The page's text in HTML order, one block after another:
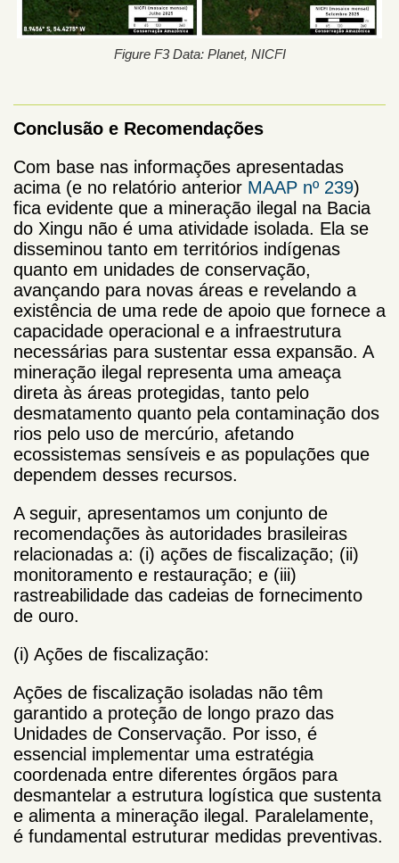
Figure F3 Data: Planet, NICFI
Conclusão e Recomendações
Com base nas informações apresentadas
acima (e no relatório anterior MAAP nº 239)
fica evidente que a mineração ilegal na Bacia
do Xingu não é uma atividade isolada. Ela se
disseminou tanto em territórios indígenas
quanto em unidades de conservação,
avançando para novas áreas e revelando a
existência de uma rede de apoio que fornece a
capacidade operacional e a infraestrutura
necessárias para sustentar essa expansão. A
mineração ilegal representa uma ameaça
direta às áreas protegidas, tanto pelo
desmatamento quanto pela contaminação dos
rios pelo uso de mercúrio, afetando
ecossistemas sensíveis e as populações que
dependem desses recursos.
A seguir, apresentamos um conjunto de
recomendações às autoridades brasileiras
relacionadas a: (i) ações de fiscalização; (ii)
monitoramento e restauração; e (iii)
rastreabilidade das cadeias de fornecimento
de ouro.
(i) Ações de fiscalização:
Ações de fiscalização isoladas não têm
garantido a proteção de longo prazo das
Unidades de Conservação. Por isso, é
essencial implementar uma estratégia
coordenada entre diferentes órgãos para
desmantelar a estrutura logística que sustenta
e alimenta a mineração ilegal. Paralelamente,
é fundamental estruturar medidas preventivas.